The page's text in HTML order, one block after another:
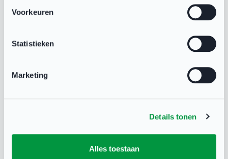
Voorkeuren
Statistieken
Marketing
Details tonen
Alles toestaan
Neem contact op met NOC*NSF Sport
binnen één werkdag antwoord